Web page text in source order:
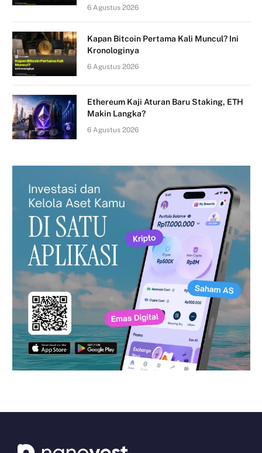
6 Agustus 2026
Kapan Bitcoin Pertama Kali Muncul? Ini
Kronologinya
6 Agustus 2026
Ethereum Kaji Aturan Baru Staking, ETH
Makin Langka?
6 Agustus 2026